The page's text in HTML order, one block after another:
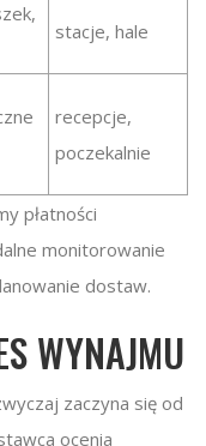
stacje, hale
recepcje,
poczekalnie
płatności
monitorowanie
dostaw.
WYNAJMU
zaczyna się od
ocenia